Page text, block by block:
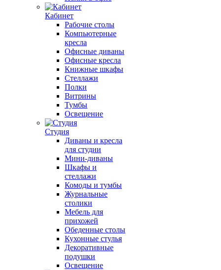
Кабинет
Рабочие столы
Компьютерные
кресла
Офисные диваны
Офисные кресла
Книжные шкафы
Стеллажи
Полки
Витрины
Тумбы
Освещение
Студия
Диваны и кресла
для студии
Мини-диваны
Шкафы и
стеллажи
Комоды и тумбы
Журнальные
столики
Мебель для
прихожей
Обеденные столы
Кухонные стулья
Декоративные
подушки
Освещение